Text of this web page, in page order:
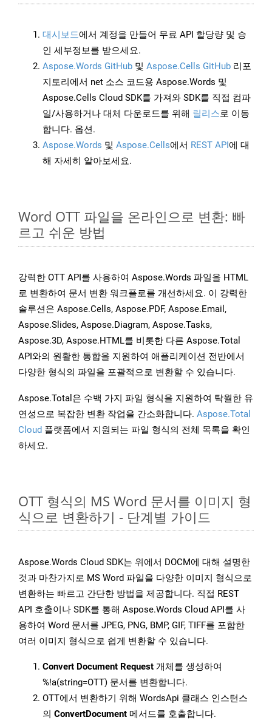
대시보드에서 계정을 만들어 무료 API 할당량 및 승
인 세부정보를 받으세요.
Aspose.Words GitHub 및 Aspose.Cells GitHub 리포
지토리에서 net 소스 코드용 Aspose.Words 및
Aspose.Cells Cloud SDK를 가져와 SDK를 직접 컴파
일/사용하거나 대체 다운로드를 위해 릴리스로 이동
합니다. 옵션.
Aspose.Words 및 Aspose.Cells에서 REST API에 대
해 자세히 알아보세요.
Word OTT 파일을 온라인으로 변환: 빠
르고 쉬운 방법
강력한 OTT API를 사용하여 Aspose.Words 파일을 HTML
로 변환하여 문서 변환 워크플로를 개선하세요. 이 강력한
솔루션은 Aspose.Cells, Aspose.PDF, Aspose.Email,
Aspose.Slides, Aspose.Diagram, Aspose.Tasks,
Aspose.3D, Aspose.HTML를 비롯한 다른 Aspose.Total
API와의 원활한 통합을 지원하여 애플리케이션 전반에서
다양한 형식의 파일을 포괄적으로 변환할 수 있습니다.
Aspose.Total은 수백 가지 파일 형식을 지원하여 탁월한 유
연성으로 복잡한 변환 작업을 간소화합니다. Aspose.Total
Cloud 플랫폼에서 지원되는 파일 형식의 전체 목록을 확인
하세요.
OTT 형식의 MS Word 문서를 이미지 형
식으로 변환하기 - 단계별 가이드
Aspose.Words Cloud SDK는 위에서 DOCM에 대해 설명한
것과 마찬가지로 MS Word 파일을 다양한 이미지 형식으로
변환하는 빠르고 간단한 방법을 제공합니다. 직접 REST
API 호출이나 SDK를 통해 Aspose.Words Cloud API를 사
용하여 Word 문서를 JPEG, PNG, BMP, GIF, TIFF를 포함한
여러 이미지 형식으로 쉽게 변환할 수 있습니다.
Convert Document Request 개체를 생성하여
%!a(string=OTT) 문서를 변환합니다.
OTT에서 변환하기 위해 WordsApi 클래스 인스턴스
의 ConvertDocument 메서드를 호출합니다.